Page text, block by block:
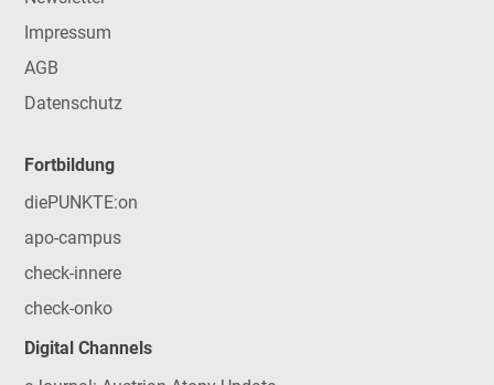
Impressum
AGB
Datenschutz
Fortbildung
diePUNKTE:on
apo-campus
check-innere
check-onko
Digital Channels